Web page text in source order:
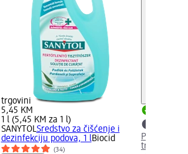
trgovini
5,45 KM
1 l (5,45 KM za 1 l)
SANYTOLSredstvo za čišćenje i
dezinfekciju podova, 1 lBiocid
(34)
Provjerite
trgovini